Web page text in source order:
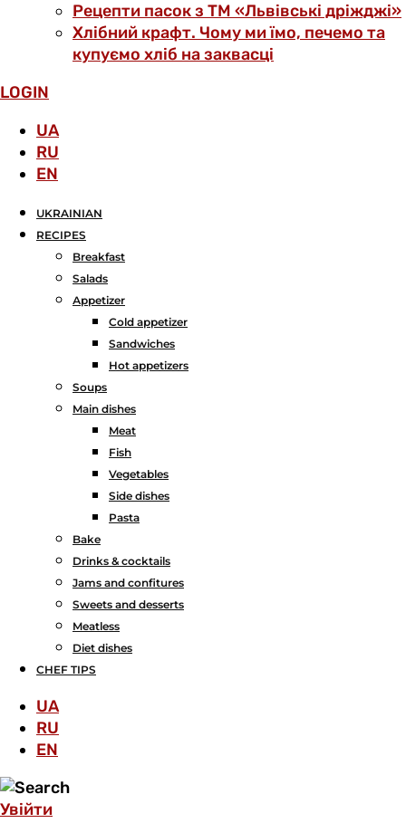
Рецепти пасок з ТМ «Львівські дріжджі»
Хлібний крафт. Чому ми їмо, печемо та
купуємо хліб на заквасці
LOGIN
UA
RU
EN
UKRAINIAN
RECIPES
Breakfast
Salads
Аppetizer
Cold appetizer
Sandwiches
Hot appetizers
Soups
Main dishes
Meat
Fish
Vegetables
Side dishes
Pasta
Bake
Drinks & cocktails
Jams and confitures
Sweets and desserts
Meatless
Diet dishes
CHEF TIPS
UA
RU
EN
Увійти